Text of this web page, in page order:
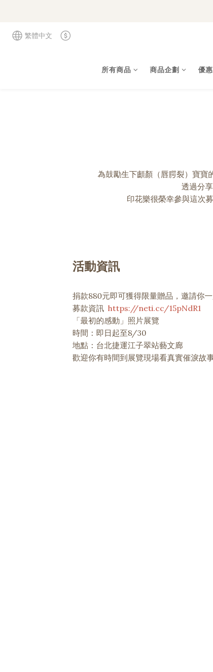
繁體中文
所有商品 商品企劃 優
為鼓勵生下顱顏（唇腭裂）寶寶
透過分
印花樂很榮幸參與這次
活動資訊
捐款880元即可獲得限量贈品，邀請你
募款資訊 https://neti.cc/15pNdR1
「最初的感動」照片展覽
時間：即日起至8/30
地點：台北捷運江子翠站藝文廊
歡迎你有時間到展覽現場看真實催淚故